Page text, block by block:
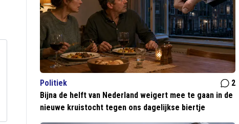
Politiek
2
Bijna de helft van Nederland weigert mee te gaan in de
nieuwe kruistocht tegen ons dagelijkse biertje